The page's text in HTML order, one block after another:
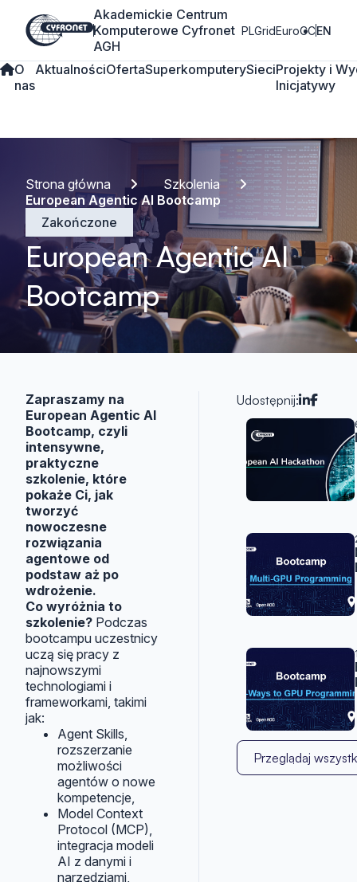
Akademickie Centrum
Komputerowe Cyfronet
AGH
PLGridEuroCCEN
O
nas
AktualnościOfertaSuperkomputerySieciProjekty i
Inicjatywy
Strona główna
Szkolenia
European Agentic AI Bootcamp
Zakończone
European Agentic AI
Bootcamp
Zapraszamy na
European Agentic AI
Bootcamp, czyli
intensywne,
praktyczne
szkolenie, które
pokaże Ci, jak
tworzyć
nowoczesne
rozwiązania
agentowe od
podstaw aż po
wdrożenie.
Co wyróżnia to
szkolenie? Podczas
bootcampu uczestnicy
uczą się pracy z
najnowszymi
technologiami i
frameworkami, takimi
jak:
Agent Skills,
rozszerzanie
możliwości
agentów o nowe
kompetencje,
Model Context
Protocol (MCP),
integracja modeli
AI z danymi i
narzędziami,
Udostępnij:
Artykuły
Przeglądaj